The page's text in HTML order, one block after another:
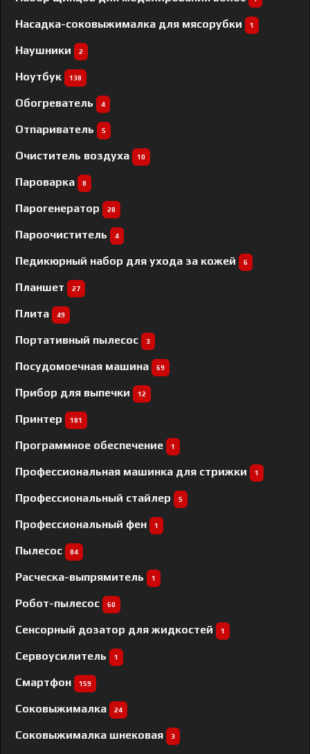
Насадка-соковыжималка для мясорубки 1
Наушники 2
Ноутбук 138
Обогреватель 4
Отпариватель 5
Очиститель воздуха 10
Пароварка 8
Парогенератор 28
Пароочиститель 4
Педикюрный набор для ухода за кожей 6
Планшет 27
Плита 49
Портативный пылесос 3
Посудомоечная машина 69
Прибор для выпечки 12
Принтер 181
Программное обеспечение 1
Профессиональная машинка для стрижки 1
Профессиональный cтайлер 5
Профессиональный фен 1
Пылесос 84
Расческа-выпрямитель 1
Робот-пылесос 60
Сенсорный дозатор для жидкостей 1
Сервоусилитель 1
Смартфон 159
Соковыжималка 24
Соковыжималка шнековая 3